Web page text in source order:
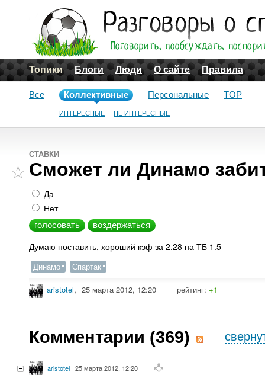
Топики Блоги Люди О сайте Правила
Все Коллективные
ИНТЕРЕСНЫЕ НЕ ИНТЕРЕСНЫЕ
Персональные TOP
СТАВКИ
Сможет ли Динамо
Да
Нет
Думаю поставить, хороший кэф за 2.28 на ТБ 1.5
Динамо Спартак
aristotel, 25 марта 2012, 12:20 рейтинг: +1
Комментарии (369)
aristotel 25 марта 2012, 12:20